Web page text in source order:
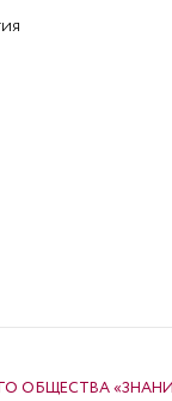
ОБЩЕСТВА